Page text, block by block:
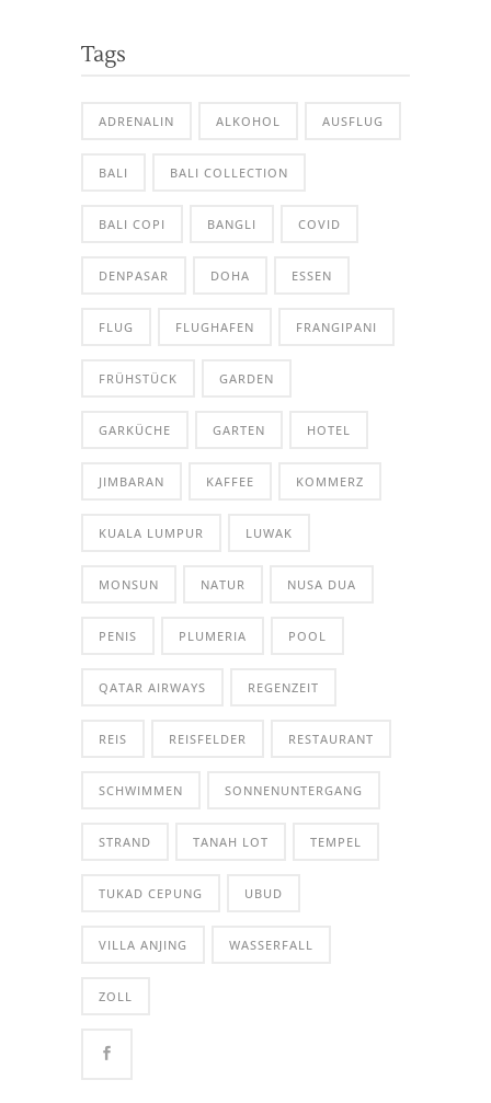
Tags
ADRENALIN ALKOHOL AUSFLUG
BALI BALI COLLECTION
BALI COPI BANGLI COVID
DENPASAR DOHA ESSEN
FLUG FLUGHAFEN FRANGIPANI
FRÜHSTÜCK GARDEN
GARKÜCHE GARTEN HOTEL
JIMBARAN KAFFEE KOMMERZ
KUALA LUMPUR LUWAK
MONSUN NATUR NUSA DUA
PENIS PLUMERIA POOL
QATAR AIRWAYS REGENZEIT
REIS REISFELDER RESTAURANT
SCHWIMMEN SONNENUNTERGANG
STRAND TANAH LOT TEMPEL
TUKAD CEPUNG UBUD
VILLA ANJING WASSERFALL
ZOLL